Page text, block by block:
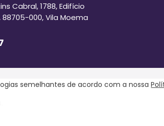
Cabral, 1788, Edifício
000, Vila Moema
semelhantes de acordo com a nossa